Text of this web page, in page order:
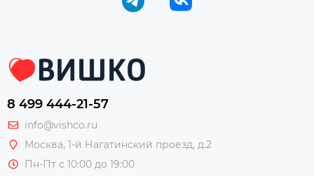
8 499 444-21-57
info@vishco.ru
Москва, 1-й Нагатинский проезд, д.2
Пн-Пт с 10:00 до 19:00